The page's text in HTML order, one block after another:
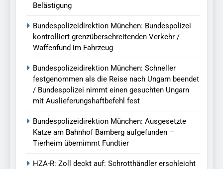
Belästigung
Bundespolizeidirektion München: Bundespolizei
kontrolliert grenzüberschreitenden Verkehr /
Waffenfund im Fahrzeug
Bundespolizeidirektion München: Schneller
festgenommen als die Reise nach Ungarn beendet
/ Bundespolizei nimmt einen gesuchten Ungarn
mit Auslieferungshaftbefehl fest
Bundespolizeidirektion München: Ausgesetzte
Katze am Bahnhof Bamberg aufgefunden –
Tierheim übernimmt Fundtier
HZA-R: Zoll deckt auf: Schrotthändler erschleicht